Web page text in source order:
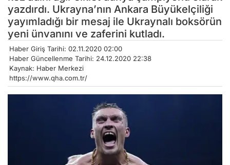
yazdırdı. Ukrayna’nın Ankara Büyükelçiliği
yayımladığı bir mesaj ile Ukraynalı boksörün
yeni ünvanını ve zaferini kutladı.
Haber Giriş Tarihi: 02.11.2020 02:00
Haber Güncellenme Tarihi: 24.12.2020 22:38
Kaynak: Haber Merkezi
https://www.qha.com.tr/